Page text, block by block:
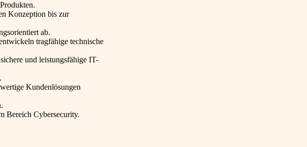
Konzeption bis zur
ab.
tragfähige technische
und leistungsfähige IT-
Kundenlösungen
Bereich Cybersecurity.